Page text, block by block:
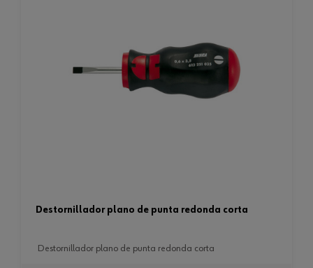
destornillador plano de punta redonda corta
destornillador plano de punta redonda corta